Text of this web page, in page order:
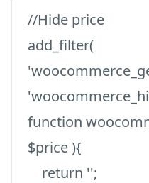
//Hide price
add_filter(
function
$price ){
return '';